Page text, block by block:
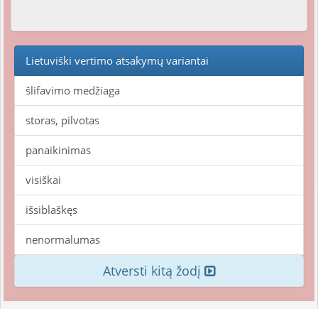
Lietuviški vertimo atsakymų variantai
šlifavimo medžiaga
storas, pilvotas
panaikinimas
visiškai
išsiblaškęs
nenormalumas
Atversti kitą žodį